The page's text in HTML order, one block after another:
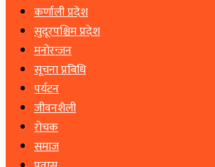
कर्णाली प्रदेश
सुदूरपश्चिम प्रदेश
मनोरन्जन
सूचना प्रबिधि
पर्यटन
जीवनशैली
रोचक
समाज